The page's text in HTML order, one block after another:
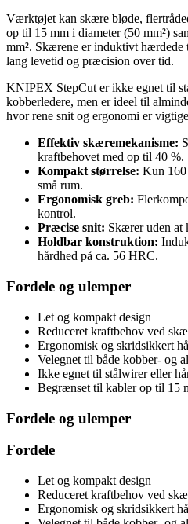
Værktøjet kan skære bløde,
op til 15 mm i diameter (50 mm²)
mm². Skærene er induktivt
lang levetid og præcision over tid.
KNIPEX StepCut er ikke egnet til
kobberledere, men er ideel til
hvor rene snit og ergonomi er
Effektiv skæremekanisme:
kraftbehovet med op til 40 %.
Kompakt størrelse: Kun 160
små rum.
Ergonomisk greb:
kontrol.
Præcise snit: Skærer uden at
Holdbar konstruktion:
hårdhed på ca. 56 HRC.
Fordele og ulemper
Let og kompakt design
Reduceret kraftbehov ved
Ergonomisk og skridsikkert
Velegnet til både kobber- og
Ikke egnet til stålwirer eller
Begrænset til kabler op til 15
Fordele og ulemper
Fordele
Let og kompakt design
Reduceret kraftbehov ved
Ergonomisk og skridsikkert